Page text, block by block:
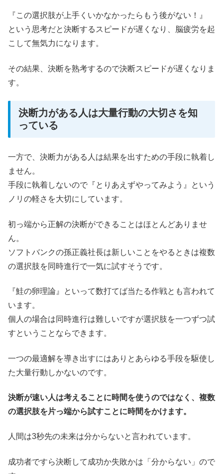
『この選択肢が上手くいかなかったらもう後がない！』
という思考だと決断するスピードが遅くなり、脳疲労を起
こして無気力になります。
その結果、決断を熟考するので決断スピードが遅くなりま
す。
決断力がある人は大量行動の大切さを知
っている
一方で、決断力がある人は結果を出すための手段に執着し
ません。
手段に執着しないので『とりあえずやってみよう』という
ノリの軽さを大切にしています。
初っ端から正解の決断ができることはほとんどありませ
ん。
ソフトバンクの孫正義社長は新しいことをやるときは複数
の選択肢を同時進行で一気に試すそうです。
『鮭の卵理論』といって数打てば当たる作戦とも言われて
います。
個人の場合は同時進行は難しいですが選択肢を一つずつ試
すということならできます。
一つの最適解を導き出すにはありとあらゆる手段を駆使し
た大量行動しかないのです。
決断が速い人は考えることに時間を使うのではなく、複数
の選択肢を片っ端から試すことに時間をかけます。
人間は3秒先の未来は分からないと言われています。
成功者ですら決断して成功か失敗かは「分からない」ので